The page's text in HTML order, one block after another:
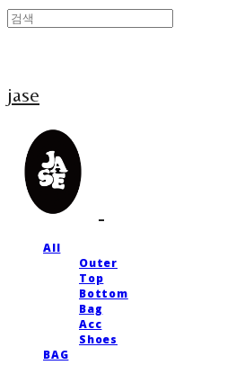
jase
All
Outer
Top
Bottom
Bag
Acc
Shoes
BAG